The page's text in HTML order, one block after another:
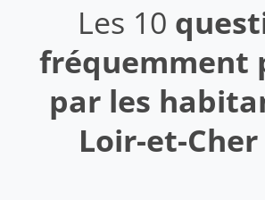
Les 10
fréquemment
par les
Loir-et-Cher